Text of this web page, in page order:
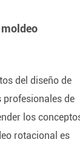
del diseño de
de
los
rotacional es